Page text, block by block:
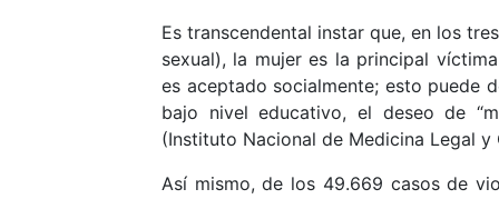
Es transcendental instar que, en los
sexual), la mujer es la principal
es aceptado socialmente; esto puede
bajo nivel educativo, el deseo de
(Instituto Nacional de Medicina Legal y
Así mismo, de los 49.669 casos de